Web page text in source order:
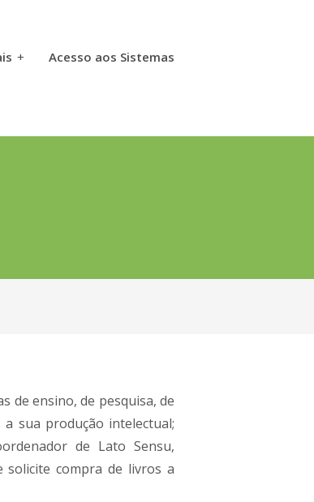
+ Acesso aos Sistemas
de ensino, de pesquisa, de
sua produção intelectual;
de Lato Sensu,
solicite compra de livros a